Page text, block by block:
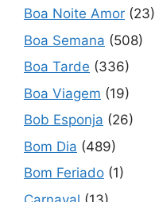
Boa Noite Amor (23)
Boa Semana (508)
Boa Tarde (336)
Boa Viagem (19)
Bob Esponja (26)
Bom Dia (489)
Bom Feriado (1)